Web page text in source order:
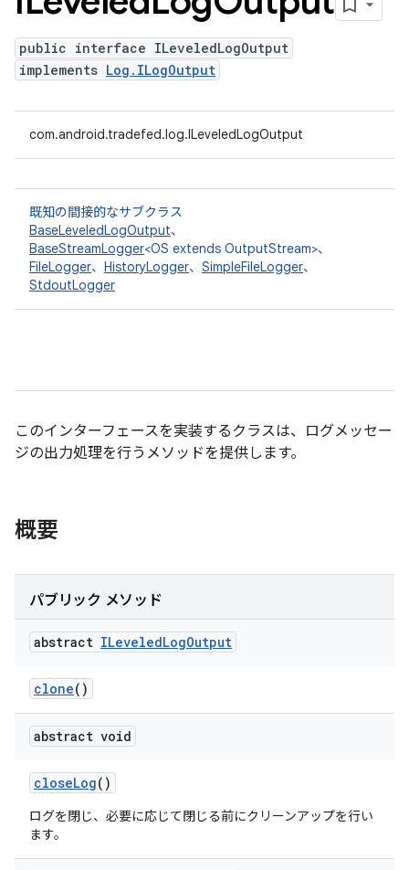
public interface ILeveledLogOutput
implements Log.ILogOutput
com.android.tradefed.log.ILeveledLogOutput
既知の間接的なサブクラス
BaseLeveledLogOutput、
BaseStreamLogger<OS extends OutputStream>、
FileLogger、 HistoryLogger、 SimpleFileLogger、
StdoutLogger
このインターフェースを実装するクラスは、ログメッセー
ジの出力処理を行うメソッドを提供します。
概要
パブリック メソッド
abstract ILeveledLogOutput
clone()
abstract void
closeLog()
ログを閉じ、必要に応じて閉じる前にクリーンアップを行い
ます。